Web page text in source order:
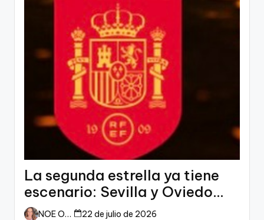
La segunda estrella ya tiene
escenario: Sevilla y Oviedo
esperan a España
NOE ORTIZ 22 de julio de 2026